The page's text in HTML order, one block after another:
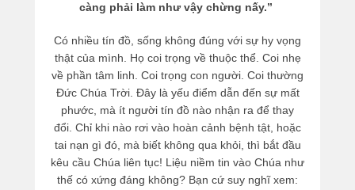
càng phải làm như vậy chừng nấy.”
Có nhiều tín đồ, sống không đúng với sự hy vọng
thật của mình. Họ coi trọng về thuộc thể. Coi nhẹ
về phần tâm linh. Coi trọng con người. Coi thường
Đức Chúa Trời. Đây là yếu điểm dẫn đến sự mất
phước, mà ít người tín đồ nào nhận ra để thay
đổi. Chỉ khi nào rơi vào hoàn cảnh bệnh tật, hoặc
tai nạn gì đó, mà biết không qua khỏi, thì bắt đầu
kêu cầu Chúa liên tục! Liệu niềm tin vào Chúa như
thế có xứng đáng không? Bạn cứ suy nghĩ xem: